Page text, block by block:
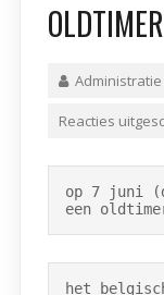
Administratie
Reacties
op 7 juni
een
het